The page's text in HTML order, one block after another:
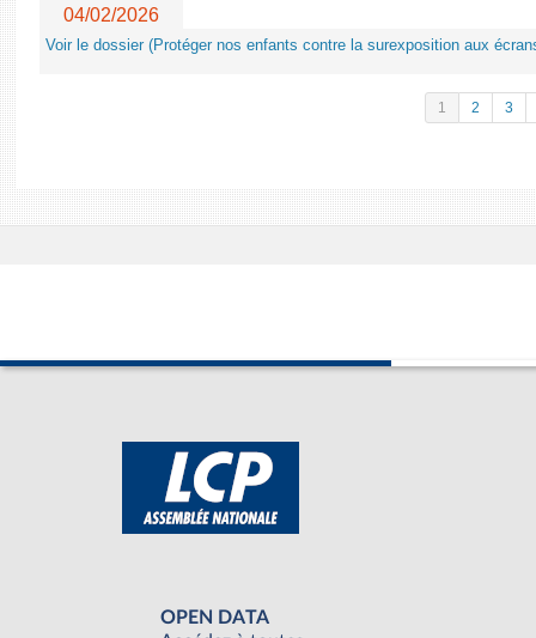
04/02/2026
Voir le dossier (Protéger nos enfants contre la surexposition aux
1 2 3
OPEN DATA